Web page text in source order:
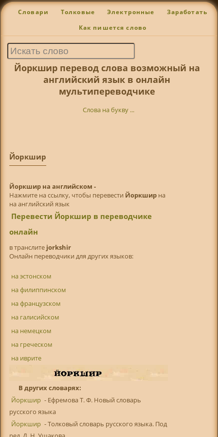
Словари Толковые Электронные Заработать
Как пишется слово
Йоркшир перевод слова возможный на
английский язык в онлайн
мультипереводчике
Слова на букву ...
Йоркшир
Йоркшир на английском -
Нажмите на ссылку, чтобы перевести Йоркширна
на английский язык
Перевести Йоркшир в переводчике
онлайн
в транслитe jorkshir
Онлайн переводчики для других языков:
на эстонском
на филиппинском
на французском
на галисийском
на немецком
на греческом
на иврите
В других словарях:
Йоркшир - Ефремова Т. Ф. Новый словарь
русского языка
Йоркшир - Толковый словарь русского языка. Под